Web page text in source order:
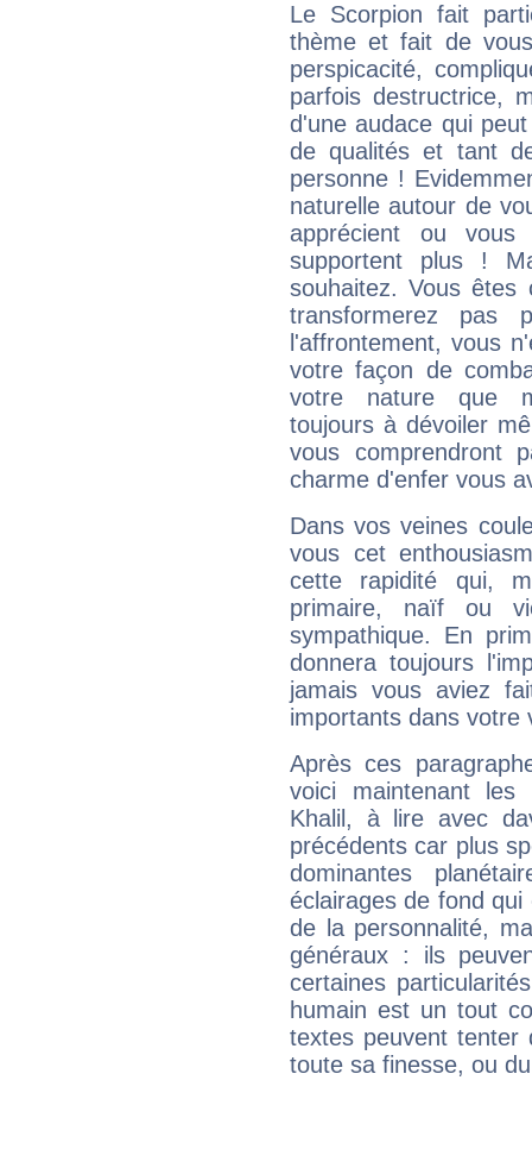
Le Scorpion fait
thème et fait de
perspicacité,
parfois destructrice,
d'une audace qui
de qualités et tant
personne !
naturelle autour de
apprécient ou
supportent plus !
souhaitez. Vous
transformerez pas
l'affrontement, vous
votre façon de
votre nature que
toujours à dévoiler
vous comprendront
charme d'enfer vous
Dans vos veines
vous cet
cette rapidité qui,
primaire, naïf ou
sympathique. En
donnera toujours
jamais vous aviez
importants dans votre
Après ces
voici maintenant
Khalil, à lire avec
précédents car plus
dominantes
éclairages de fond
de la personnalité,
généraux : ils
certaines
humain est un tout
textes peuvent tenter
toute sa finesse, ou